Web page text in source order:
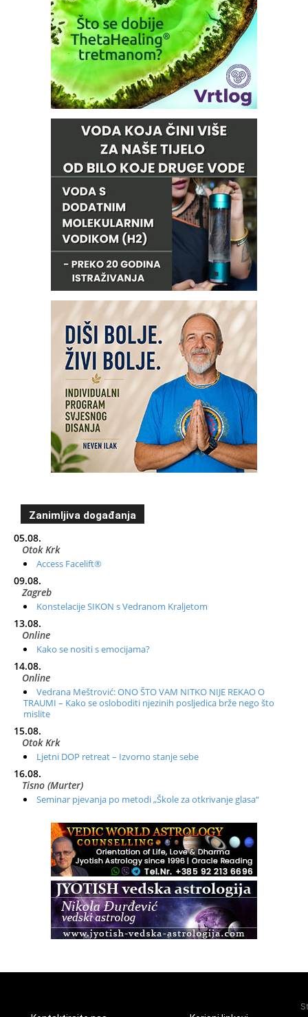
Zanimljiva događanja
05.08.
Otok Krk
Access Facelift®
09.08.
Zagreb
Konstelacije SIKON s Vedranom Kraljetom
13.08.
Online
Kako se nositi s emocijama?
14.08.
Online
Vedrana Meštrović: ONO ŠTO VAM NITKO NIJE REKAO O
TRAUMI – Kako se osloboditi njezinih posljedica brže nego što
mislite
15.08.
Otok Krk
Ljetni DOP retreat – Izvorno stanje sebe
16.08.
Tisno (Murter)
Seminar pjevanja po metodi „Škole za otkrivanje glasa“
Radionica: Pomagači iz drugih dimenzija Online – otvoreno za
Zagreb+Online
Osnovni ThetaHealing® tečaj, Zagreb i Online
Access BARS®, otpusti stres